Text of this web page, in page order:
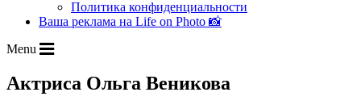
Политика конфиденциальности
Ваша реклама на Life on Photo 📸
Menu
Актриса Ольга Веникова